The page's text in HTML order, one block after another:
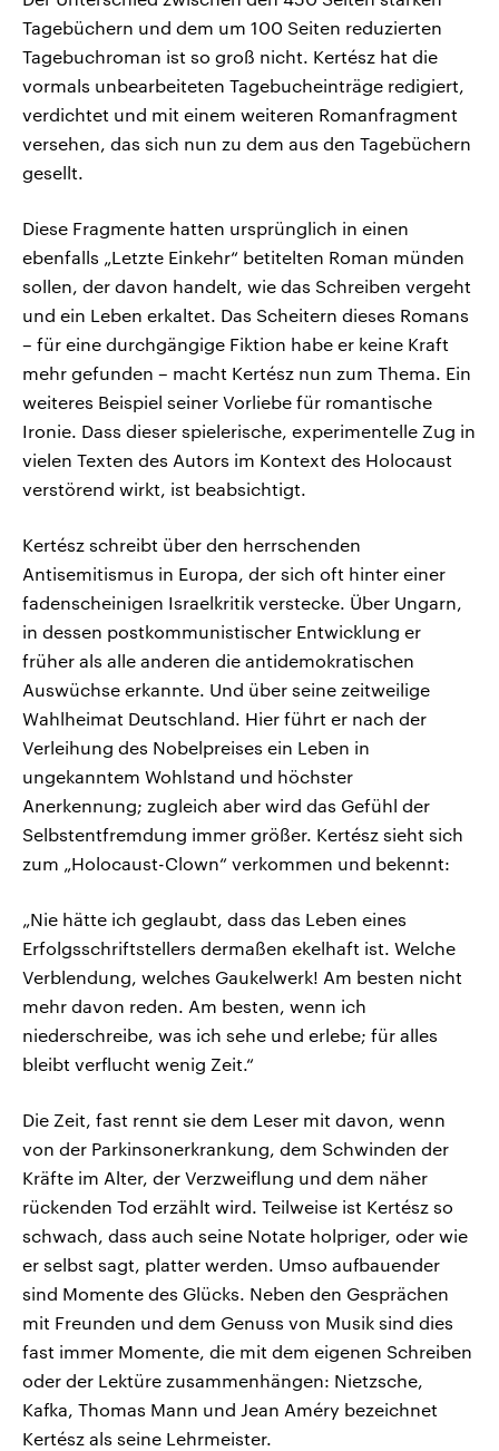
Tagebüchern und dem um 100 Seiten reduzierten
Tagebuchroman ist so groß nicht. Kertész hat die
vormals unbearbeiteten Tagebucheinträge redigiert,
verdichtet und mit einem weiteren Romanfragment
versehen, das sich nun zu dem aus den Tagebüchern
gesellt.
Diese Fragmente hatten ursprünglich in einen
ebenfalls „Letzte Einkehr“ betitelten Roman münden
sollen, der davon handelt, wie das Schreiben vergeht
und ein Leben erkaltet. Das Scheitern dieses Romans
– für eine durchgängige Fiktion habe er keine Kraft
mehr gefunden – macht Kertész nun zum Thema. Ein
weiteres Beispiel seiner Vorliebe für romantische
Ironie. Dass dieser spielerische, experimentelle Zug in
vielen Texten des Autors im Kontext des Holocaust
verstörend wirkt, ist beabsichtigt.
Kertész schreibt über den herrschenden
Antisemitismus in Europa, der sich oft hinter einer
fadenscheinigen Israelkritik verstecke. Über Ungarn,
in dessen postkommunistischer Entwicklung er
früher als alle anderen die antidemokratischen
Auswüchse erkannte. Und über seine zeitweilige
Wahlheimat Deutschland. Hier führt er nach der
Verleihung des Nobelpreises ein Leben in
ungekanntem Wohlstand und höchster
Anerkennung; zugleich aber wird das Gefühl der
Selbstentfremdung immer größer. Kertész sieht sich
zum „Holocaust-Clown“ verkommen und bekennt:
„Nie hätte ich geglaubt, dass das Leben eines
Erfolgsschriftstellers dermaßen ekelhaft ist. Welche
Verblendung, welches Gaukelwerk! Am besten nicht
mehr davon reden. Am besten, wenn ich
niederschreibe, was ich sehe und erlebe; für alles
bleibt verflucht wenig Zeit.“
Die Zeit, fast rennt sie dem Leser mit davon, wenn
von der Parkinsonerkrankung, dem Schwinden der
Kräfte im Alter, der Verzweiflung und dem näher
rückenden Tod erzählt wird. Teilweise ist Kertész so
schwach, dass auch seine Notate holpriger, oder wie
er selbst sagt, platter werden. Umso aufbauender
sind Momente des Glücks. Neben den Gesprächen
mit Freunden und dem Genuss von Musik sind dies
fast immer Momente, die mit dem eigenen Schreiben
oder der Lektüre zusammenhängen: Nietzsche,
Kafka, Thomas Mann und Jean Améry bezeichnet
Kertész als seine Lehrmeister.